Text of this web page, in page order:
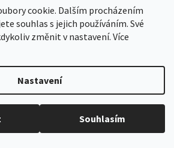
cookie. Dalším procházením
souhlas s jejich používáním. Své
změnit v nastavení. Více
Nastavení
Souhlasím
poukazu nad 500CZK, zadejte prosím kód bez
SAND PRIMER - 70.644
Skladem
79 Kč
Měrná
cena:
464,71 Kč / 100 ml
DO KOŠÍKU